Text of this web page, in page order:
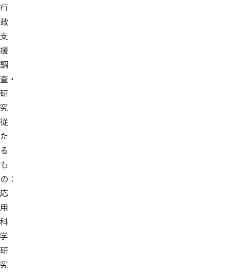
行
政
支
援
調
査・
研
究
従
た
る
も
の：
応
用
科
学
研
究